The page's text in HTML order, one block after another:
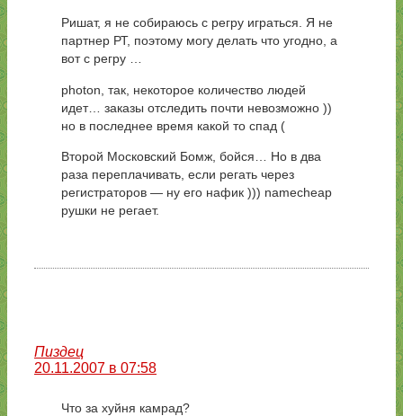
Ришат, я не собираюсь с регру играться. Я не
партнер РТ, поэтому могу делать что угодно, а
вот с регру …
photon, так, некоторое количество людей
идет… заказы отследить почти невозможно ))
но в последнее время какой то спад (
Второй Московский Бомж, бойся… Но в два
раза переплачивать, если регать через
регистраторов — ну его нафик ))) namecheap
рушки не регает.
Пиздец
20.11.2007 в 07:58
Что за хуйня камрад?